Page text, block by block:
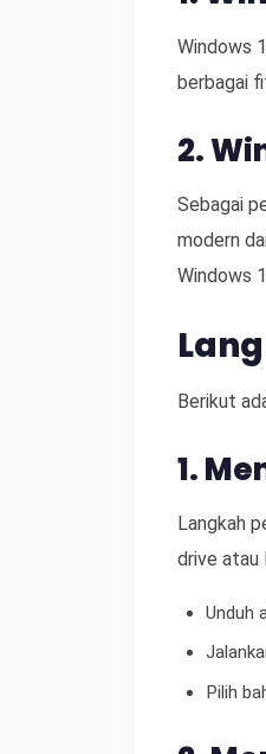
Windows
berbagai
2.
Sebagai
modern
Windows
Berikut
1.
Langkah
drive atau
Unduh
Pilih